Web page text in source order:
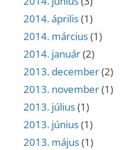
2014. április(1)
2014. március(1)
2014. január(2)
2013. december(2)
2013. november(1)
2013. július(1)
2013. június(1)
2013. május(1)